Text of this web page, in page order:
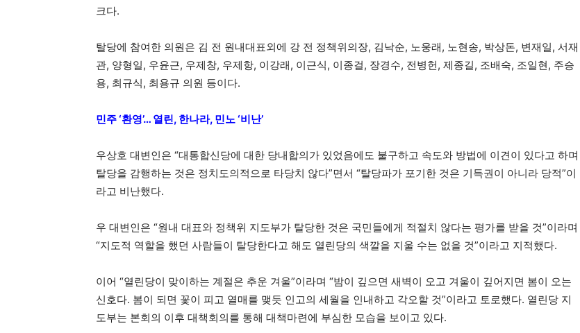
크다.
탈당에 참여한 의원은 김 전 원내대표외에 강 전 정책위의장, 김낙순, 노웅래, 노현송, 박상돈, 변재일, 서재
관, 양형일, 우윤근, 우제창, 우제항, 이강래, 이근식, 이종걸, 장경수, 전병헌, 제종길, 조배숙, 조일현, 주승
용, 최규식, 최용규 의원 등이다.
민주 ‘환영’… 열린, 한나라, 민노 ‘비난’
우상호 대변인은 “대통합신당에 대한 당내합의가 있었음에도 불구하고 속도와 방법에 이견이 있다고 하며
탈당을 감행하는 것은 정치도의적으로 타당치 않다”면서 “탈당파가 포기한 것은 기득권이 아니라 당적”이
라고 비난했다.
우 대변인은 “원내 대표와 정책위 지도부가 탈당한 것은 국민들에게 적절치 않다는 평가를 받을 것”이라며
“지도적 역할을 했던 사람들이 탈당한다고 해도 열린당의 색깔을 지울 수는 없을 것”이라고 지적했다.
이어 “열린당이 맞이하는 계절은 추운 겨울”이라며 “밤이 깊으면 새벽이 오고 겨울이 깊어지면 봄이 오는
신호다. 봄이 되면 꽃이 피고 열매를 맺듯 인고의 세월을 인내하고 각오할 것”이라고 토로했다. 열린당 지
도부는 본회의 이후 대책회의를 통해 대책마련에 부심한 모습을 보이고 있다.